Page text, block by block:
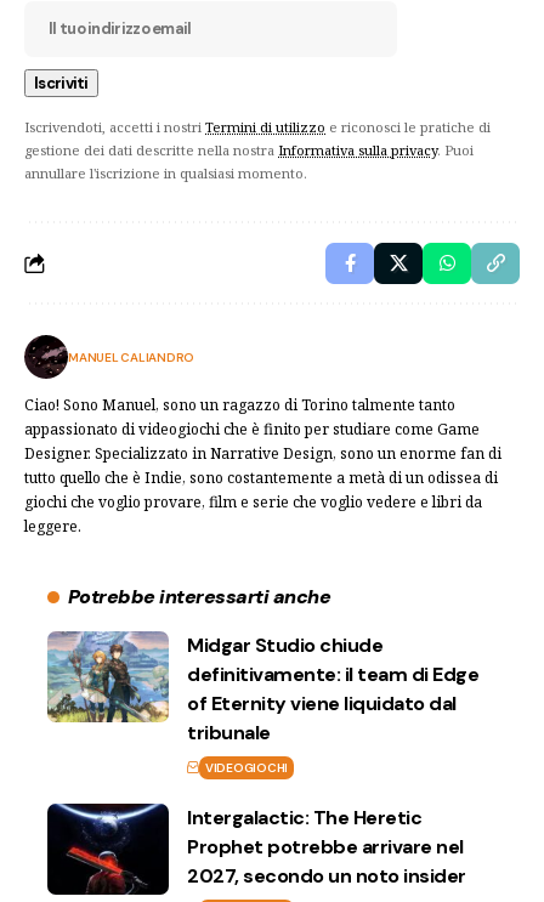
Iscrivendoti, accetti i nostri Termini di utilizzo e riconosci le pratiche di
gestione dei dati descritte nella nostra Informativa sulla privacy. Puoi
annullare l'iscrizione in qualsiasi momento.
MANUEL CALIANDRO
Ciao! Sono Manuel, sono un ragazzo di Torino talmente tanto
appassionato di videogiochi che è finito per studiare come Game
Designer. Specializzato in Narrative Design, sono un enorme fan di
tutto quello che è Indie, sono costantemente a metà di un odissea di
giochi che voglio provare, film e serie che voglio vedere e libri da
leggere.
Potrebbe interessarti anche
Midgar Studio chiude
definitivamente: il team di Edge
of Eternity viene liquidato dal
tribunale
VIDEOGIOCHI
Intergalactic: The Heretic
Prophet potrebbe arrivare nel
2027, secondo un noto insider